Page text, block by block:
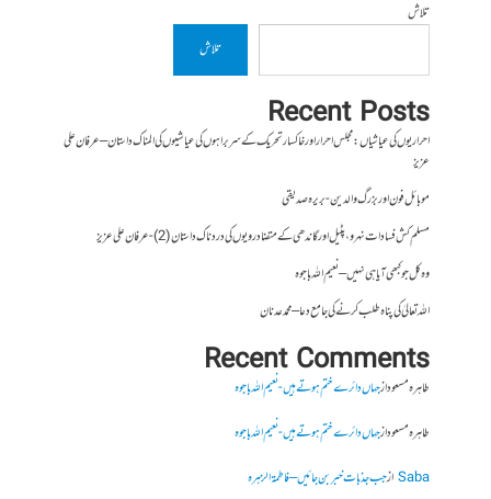
تلاش
تلاش
Recent Posts
احراریوں کی عیاشیاں : مجلس احرار اور خاکسار تحریک کے سربراہوں کی عیاشیوں کی المناک داستان – عرفان علی
عزیز
موبائل فون اور بزرگ والدین- بریرہ صدیقی
مسلم کش فسادات نہرو، پٹیل اور گاندھی کے متضاد رویوں کی درد ناک داستان (2)- عرفان علی عزیز
وہ کل جو کبھی آیا ہی نہیں – نعیم اللہ باجوہ
اللہ تعالیٰ کی پناہ طلب کرنے کی جامع دعا – محمد عدنان
Recent Comments
طاہرہ مسعودازجہاں دائرے ختم ہوتے ہیں- نعیم اللہ باجوہ
طاہرہ مسعودازجہاں دائرے ختم ہوتے ہیں- نعیم اللہ باجوہ
Sabaازجب جذبات خبر بن جائیں – فاطمۃالزہرہ